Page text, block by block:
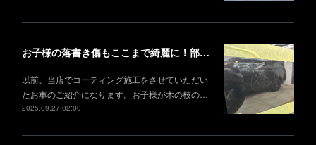
お子様の落書き傷もここまで綺麗に！部分研磨＋部分コーティング事例
以前、当店でコーティング施工をさせていただい
たお車のご紹介になります。お子様が木の枝の…
2025.09.27 02:00